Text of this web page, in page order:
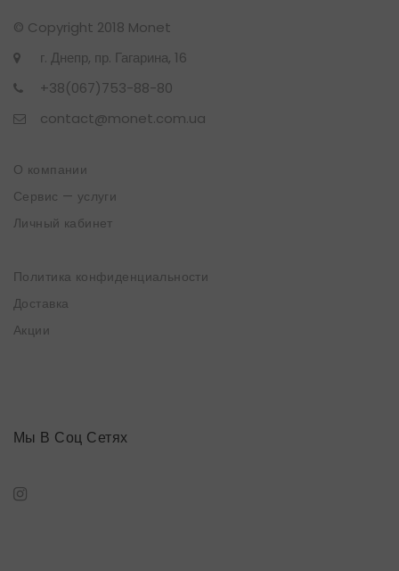
© Copyright 2018 Monet
г. Днепр, пр. Гагарина, 16
+38(067)753-88-80
contact@monet.com.ua
О компании
Сервис — услуги
Личный кабинет
Политика конфиденциальности
Доставка
Акции
Мы В Соц Сетях